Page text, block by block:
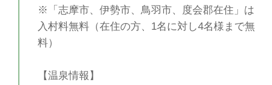
※「志摩市、伊勢市、鳥羽市、度会郡在住」は
入村料無料（在住の方、1名に対し4名様まで無
料）
【温泉情報】